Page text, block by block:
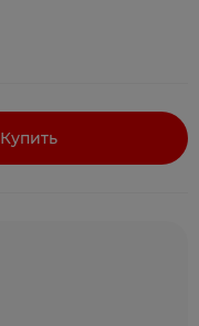
Купить